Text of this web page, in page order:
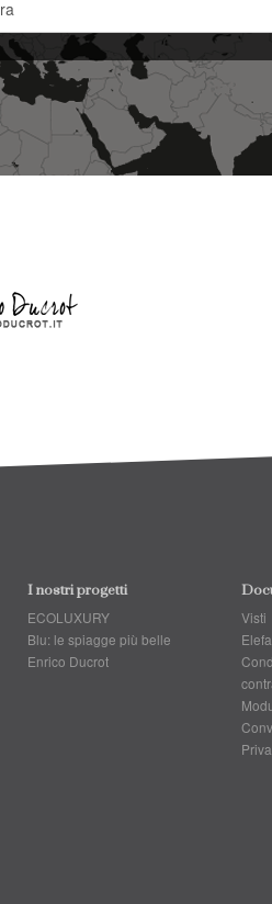
I nostri progetti
ECOLUXURY
Blu: le spiagge più belle
Enrico Ducrot
Visti